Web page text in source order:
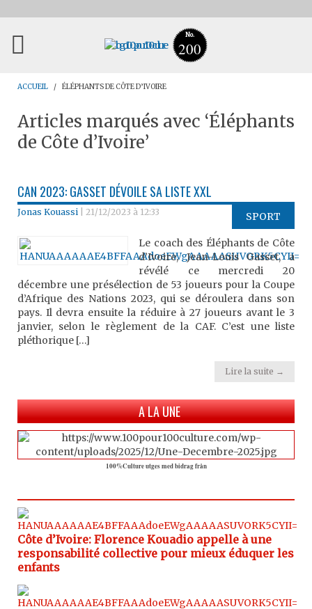
No.
200
ACCUEIL ÉLÉPHANTS DE CÔTE D’IVOIRE
Articles marqués avec ‘Éléphants
de Côte d’Ivoire’
CAN 2023: GASSET DÉVOILE SA LISTE XXL
Jonas Kouassi 21/12/2023 à 12:33 SPORT
Le coach des Éléphants de Côte
d’Ivoire, Jean-Louis Gasset, a
révélé ce mercredi 20
décembre une présélection de 53 joueurs pour la Coupe
d’Afrique des Nations 2023, qui se déroulera dans son
pays. Il devra ensuite la réduire à 27 joueurs avant le 3
janvier, selon le règlement de la CAF. C’est une liste
pléthorique […]
Lire la suite →
A LA UNE
100%Culture utges med bidrag från
Côte d’Ivoire: Florence Kouadio appelle à une
responsabilité collective pour mieux éduquer les
enfants